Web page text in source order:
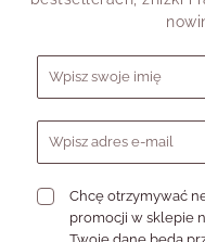
pomysł na prezent dla
przyjaciółki.Wykazując
jubilerskiej, taka biżuteria
sposób, tworząc coś, co
znaczenia. Takie prezenty
na danej osobie zależy –
indywidualne podejście
biżuterię literki jako
wywoła uśmiech na
Formularz
Chcę otrzymywać
promocji w sklepie